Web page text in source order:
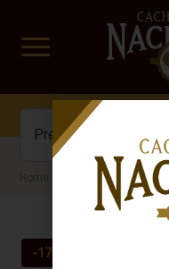
Cachaça
-17%